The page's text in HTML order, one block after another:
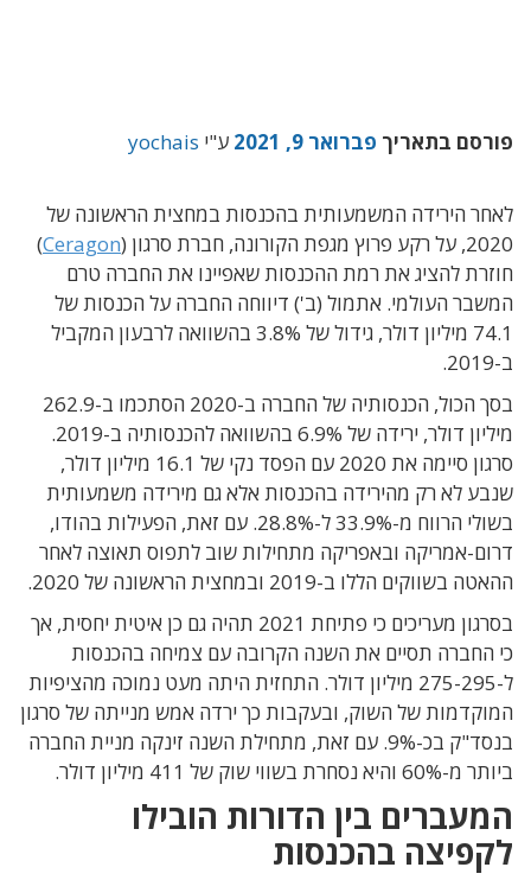
פורסם בתאריך פברואר 9, 2021 ע"י yochais
לאחר הירידה המשמעותית בהכנסות במחצית הראשונה של
2020, על רקע פרוץ מגפת הקורונה, חברת סרגון (
Ceragon
)
חוזרת להציג את רמת ההכנסות שאפיינו את החברה טרם
המשבר העולמי. אתמול (ב') דיווחה החברה על הכנסות של
74.1 מיליון דולר, גידול של 3.8% בהשוואה לרבעון המקביל
ב-2019.
בסך הכול, הכנסותיה של החברה ב-2020 הסתכמו ב-262.9
מיליון דולר, ירידה של 6.9% בהשוואה להכנסותיה ב-2019.
סרגון סיימה את 2020 עם הפסד נקי של 16.1 מיליון דולר,
שנבע לא רק מהירידה בהכנסות אלא גם מירידה משמעותית
בשולי הרווח מ-33.9% ל-28.8%. עם זאת, הפעילות בהודו,
דרום-אמריקה ובאפריקה מתחילות שוב לתפוס תאוצה לאחר
ההאטה בשווקים הללו ב-2019 ובמחצית הראשונה של 2020.
בסרגון מעריכים כי פתיחת 2021 תהיה גם כן איטית יחסית, אך
כי החברה תסיים את השנה הקרובה עם צמיחה בהכנסות
ל-275-295 מיליון דולר. התחזית היתה מעט נמוכה מהציפיות
המוקדמות של השוק, ובעקבות כך ירדה אמש מנייתה של סרגון
בנסד"ק בכ-9%. עם זאת, מתחילת השנה זינקה מניית החברה
ביותר מ-60% והיא נסחרת בשווי שוק של 411 מיליון דולר.
המעברים בין הדורות הובילו
לקפיצה בהכנסות